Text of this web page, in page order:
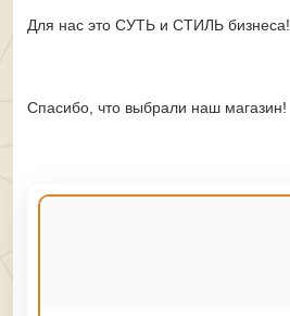
Для нас это СУТЬ и СТИЛЬ бизнеса!
Спасибо, что выбрали наш магазин!